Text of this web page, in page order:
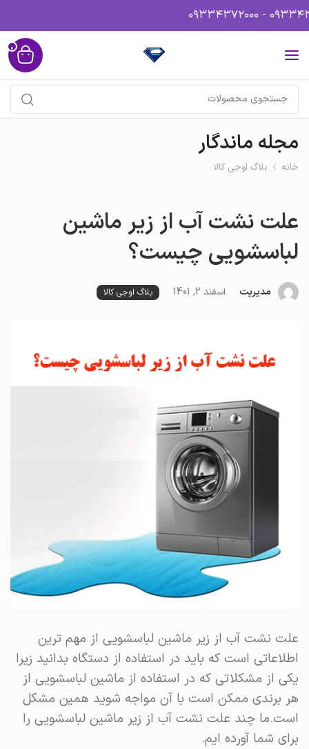
0
مجله ماندگار
خانه بلاگ اوجی کالا
علت نشت آب از زیر ماشین
لباسشویی چیست؟
مدیریت اسفند 2, 1401 بلاگ اوجی کالا
علت نشت آب از زیر ماشین لباسشویی از مهم ترین
اطلاعاتی است که باید در استفاده از دستگاه بدانید زیرا
یکی از مشکلاتی که در استفاده از ماشین لباسشویی از
هر برندی ممکن است با آن مواجه شوید همین مشکل
است.ما چند علت نشت آب از زیر ماشین لباسشویی را
برای شما آورده ایم.